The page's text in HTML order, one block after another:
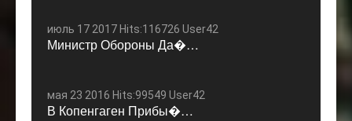
июль 17 2017 Hits:116726 User42
Министр Обороны Да�…
мая 23 2016 Hits:99549 User42
В Копенгаген Прибы�…